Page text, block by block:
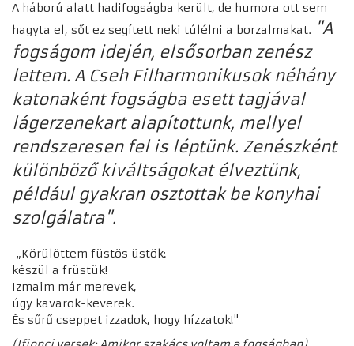
A háború alatt hadifogságba került, de humora ott sem
hagyta el, sőt ez segített neki túlélni a borzalmakat. "A
fogságom idején, elsősorban zenész
lettem. A Cseh Filharmonikusok néhány
katonaként fogságba esett tagjával
lágerzenekart alapítottunk, mellyel
rendszeresen fel is léptünk. Zenészként
különböző kiváltságokat élveztünk,
például gyakran osztottak be konyhai
szolgálatra".
„Körülöttem füstös üstök:
készül a früstük!
Izmaim már merevek,
úgy kavarok-keverek.
És sűrű cseppet izzadok, hogy hízzatok!"